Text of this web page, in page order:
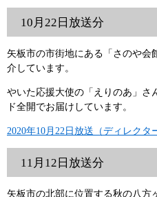
10月22日放送分
矢板市の市街地にある「さのや会
介しています。
やいた応援大使の「えりのあ」さ
ド全開でお届けしています。
2020年10月22日放送（ディレクタ
11月12日放送分
矢板市の北部に位置する秋の八方